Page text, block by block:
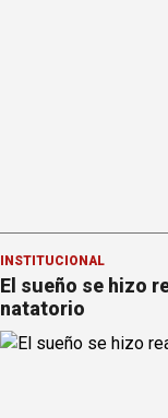
INSTITUCIONAL
El sueño se hizo
natatorio